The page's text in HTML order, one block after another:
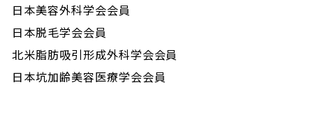
日本美容外科学会会員
日本脱毛学会会員
北米脂肪吸引形成外科学会会員
日本坑加齢美容医療学会会員